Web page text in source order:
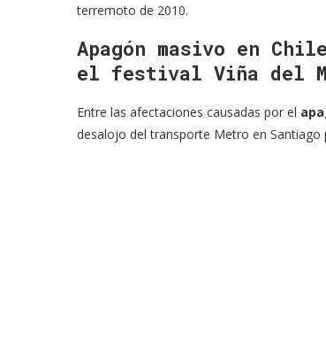
terremoto de 2010.
Apagón masivo en
el festival Viña del
Entre las afectaciones causadas por el
desalojo del transporte Metro en Santiago